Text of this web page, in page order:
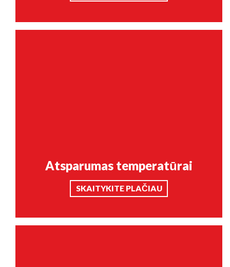
Atsparumas temperatūrai
SKAITYKITE PLAČIAU